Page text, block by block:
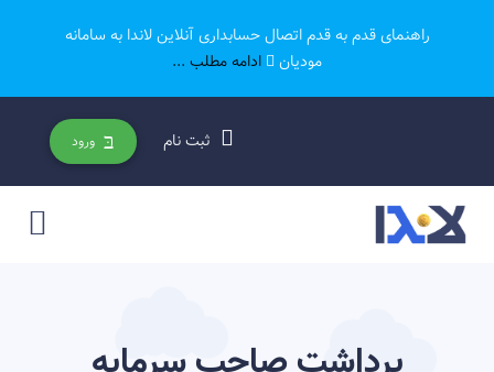
راهنمای قدم به قدم اتصال حسابداری آنلاین لاندا به سامانه
مودیان
ادامه مطلب ...
ثبت نام ورود